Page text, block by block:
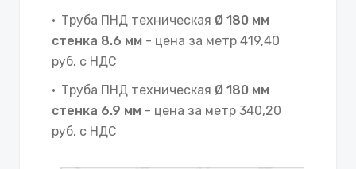
Труба ПНД техническая Ø 180 мм
стенка 8.6 мм - цена за метр 419,40
руб. с НДС
Труба ПНД техническая Ø 180 мм
стенка 6.9 мм - цена за метр 340,20
руб. с НДС